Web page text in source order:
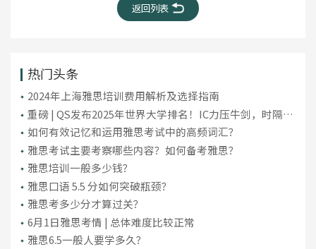
返回列表
热门头条
2024年上海雅思培训费用解析及选择指南
重磅 | QS发布2025年世界大学排名！IC力压牛剑，时隔10
年重回英国第一！
如何有效记忆和运用雅思考试中的高频词汇？
雅思考试主要考察哪些内容？如何备考雅思？
雅思培训一般多少钱？
雅思口语 5.5 分如何突破瓶颈？
雅思考多少分才算过关？
6月1日雅思考情 | 总体难度比较正常
雅思6.5一般人要学多久？